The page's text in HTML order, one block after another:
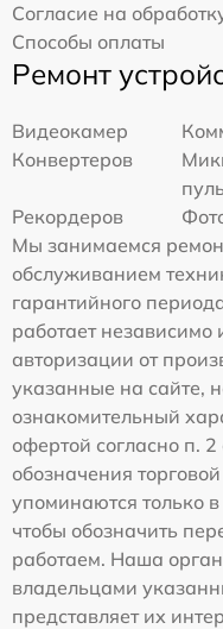
Согласие на
Способы оплаты
Ремонт
Видеокамер
Конвертеров
Рекордеров
Мы занимаемся
обслуживанием
гарантийного
работает
авторизации от
указанные на сайте,
ознакомительный
офертой согласно п.
обозначения
упоминаются только
чтобы обозначить
работаем. Наша
владельцами
представляет их